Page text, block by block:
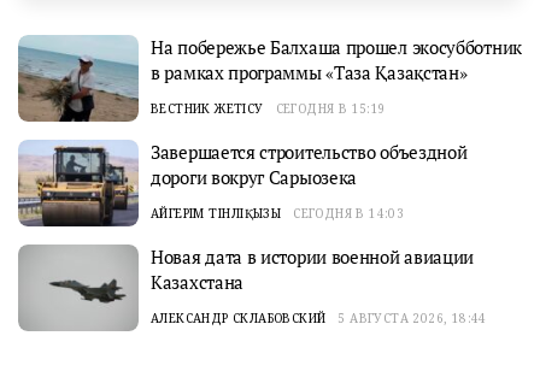
На побережье Балхаша прошел экосубботник
в рамках программы «Таза Қазақстан»
ВЕСТНИК ЖЕТІСУ СЕГОДНЯ В 15:19
Завершается строительство объездной
дороги вокруг Сарыозека
АЙГЕРІМ ТІНӘЛІҚЫЗЫ СЕГОДНЯ В 14:03
Новая дата в истории военной авиации
Казахстана
АЛЕКСАНДР СКЛАБОВСКИЙ 5 АВГУСТА 2026, 18:44